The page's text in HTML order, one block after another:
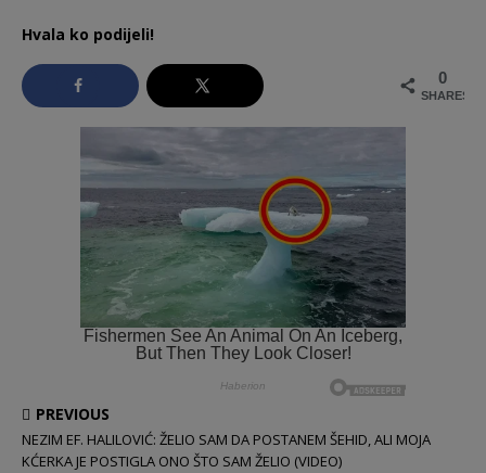
Hvala ko podijeli!
0
SHARES
PREVIOUS
NEZIM EF. HALILOVIĆ: ŽELIO SAM DA POSTANEM ŠEHID, ALI MOJA
KĆERKA JE POSTIGLA ONO ŠTO SAM ŽELIO (VIDEO)